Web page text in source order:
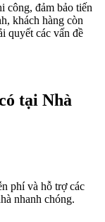
công, đảm bảo tiến
khách hàng còn
quyết các vấn đề
tại Nhà
phí và hỗ trợ các
nhanh chóng.